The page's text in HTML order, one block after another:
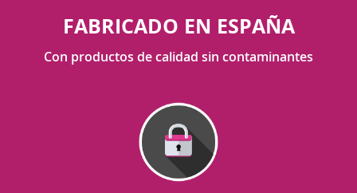
FABRICADO EN ESPAÑA
Con productos de calidad sin contaminantes